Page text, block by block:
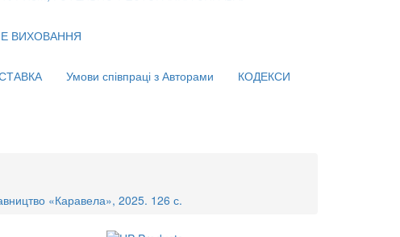
ВИХОВАННЯ
Умови співпраці з Авторами КОДЕКСИ
«Каравела», 2025. 126 с.